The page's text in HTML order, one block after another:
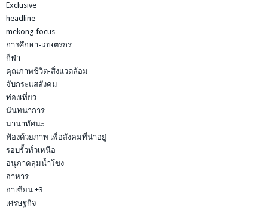
Exclusive
headline
mekong focus
การศึกษา-เกษตรกร
กีฬา
คุณภาพชีวิต-สิ่งแวดล้อม
จับกระแสสังคม
ท่องเที่ยว
นันทนาการ
นานาทัศนะ
ฟ้องด้วยภาพ เพื่อสังคมที่น่าอยู่
รอบรั้วทั่วเหนือ
อนุภาคลุ่มน้ำโขง
อาหาร
อาเซียน +3
เศรษฐกิจ